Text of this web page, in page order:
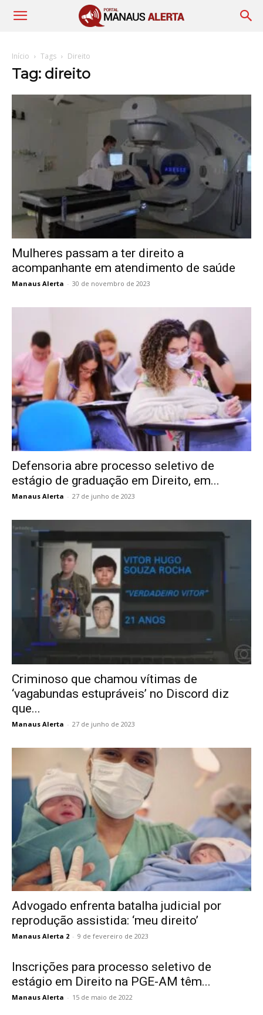
Início Tags Direito
Tag: direito
Mulheres passam a ter direito a
acompanhante em atendimento de saúde
Manaus Alerta - 30 de novembro de 2023
Defensoria abre processo seletivo de
estágio de graduação em Direito, em...
Manaus Alerta - 27 de junho de 2023
Criminoso que chamou vítimas de
‘vagabundas estupráveis’ no Discord diz
que...
Manaus Alerta - 27 de junho de 2023
Advogado enfrenta batalha judicial por
reprodução assistida: ‘meu direito’
Manaus Alerta 2 - 9 de fevereiro de 2023
Inscrições para processo seletivo de
estágio em Direito na PGE-AM têm...
Manaus Alerta - 15 de maio de 2022